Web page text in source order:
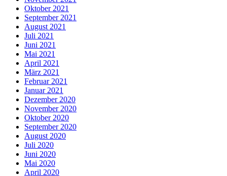
Oktober 2021
September 2021
August 2021
Juli 2021
Juni 2021
Mai 2021
April 2021
März 2021
Februar 2021
Januar 2021
Dezember 2020
November 2020
Oktober 2020
September 2020
August 2020
Juli 2020
Juni 2020
Mai 2020
April 2020